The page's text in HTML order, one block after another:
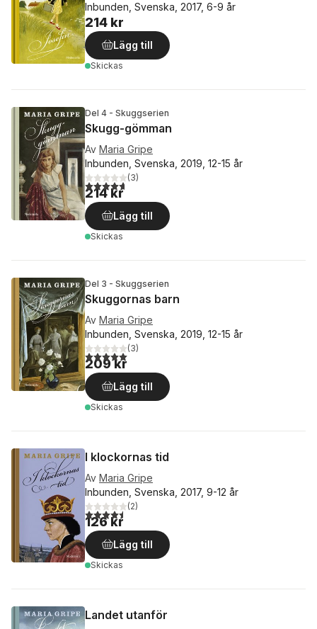
Inbunden, Svenska, 2017, 6-9 år
214 kr
Lägg till
Skickas
Del 4 - Skuggserien
Skugg-gömman
Av Maria Gripe
Inbunden, Svenska, 2019, 12-15 år
4,7utav 5 stjärnor. Totalt antal röster:
(3)
214 kr
Lägg till
Skickas
Del 3 - Skuggserien
Skuggornas barn
Av Maria Gripe
Inbunden, Svenska, 2019, 12-15 år
5,0utav 5 stjärnor. Totalt antal röster:
(3)
209 kr
Lägg till
Skickas
I klockornas tid
Av Maria Gripe
Inbunden, Svenska, 2017, 9-12 år
4,5utav 5 stjärnor. Totalt antal röster:
(2)
126 kr
Lägg till
Skickas
Landet utanför